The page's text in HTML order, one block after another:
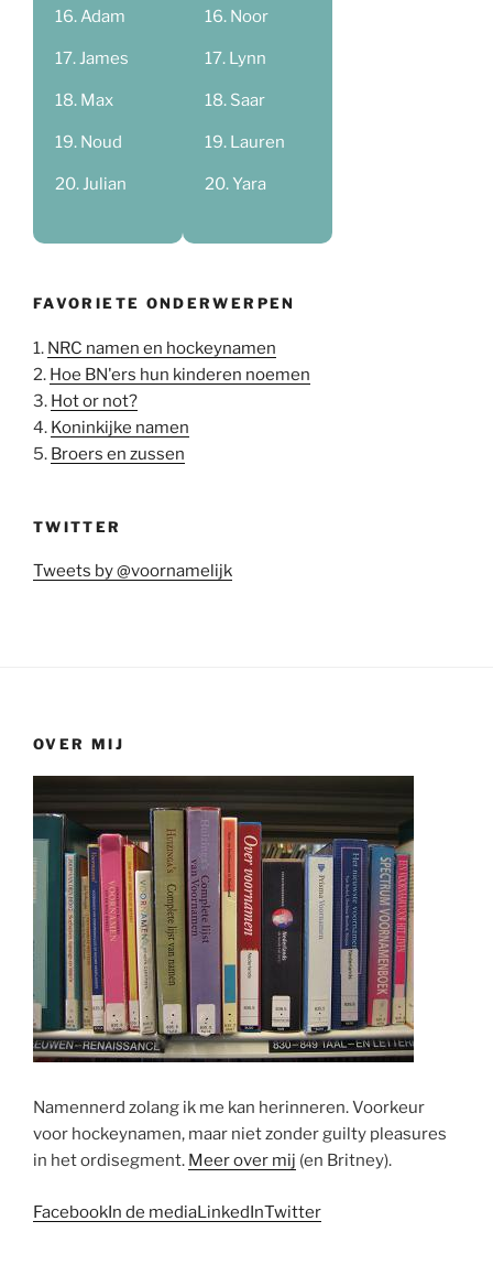
Adam
James
Max
Noud
Julian
Noor
Lynn
Saar
Lauren
Yara
FAVORIETE ONDERWERPEN
1. NRC namen en hockeynamen
2. Hoe BN'ers hun kinderen noemen
3. Hot or not?
4. Koninkijke namen
5. Broers en zussen
TWITTER
Tweets by @voornamelijk
OVER MIJ
Namennerd zolang ik me kan herinneren. Voorkeur
voor hockeynamen, maar niet zonder guilty pleasures
in het ordisegment. Meer over mij (en Britney).
FacebookIn de mediaLinkedInTwitter